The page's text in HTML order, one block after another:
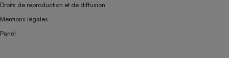
Droits de reproduction et de diffusion
Mentions légales
Panel